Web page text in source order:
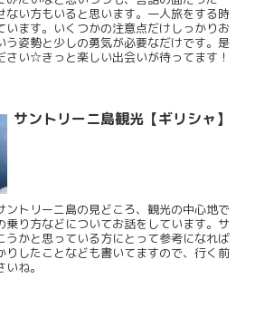
ない方もいると思います。一人旅をする時
います。いくつかの注意点だけしっかりお
う姿勢と少しの勇気が必要なだけです。是
さい☆きっと楽しい出会いが待ってます！
サントリーニ島観光【ギリシャ】
ントリーニ島の見どころ、観光の中心地で
乗り方などについてお話をしています。サ
うかと思っている方にとって参考になれば
りしたことなども書いてますので、行く前
ね。